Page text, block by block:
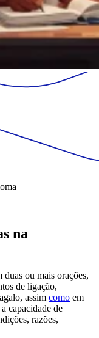
na
duas ou mais orações,
de ligação,
assim como em
capacidade de
razões,